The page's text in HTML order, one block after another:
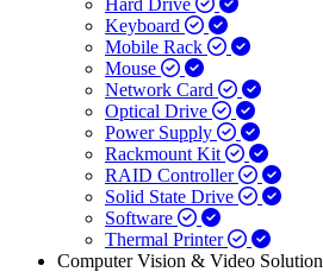
Hard Drive
Keyboard
Mobile Rack
Mouse
Network Card
Optical Drive
Power Supply
Rackmount Kit
RAID Controller
Solid State Drive
Software
Thermal Printer
Computer Vision & Video Solution